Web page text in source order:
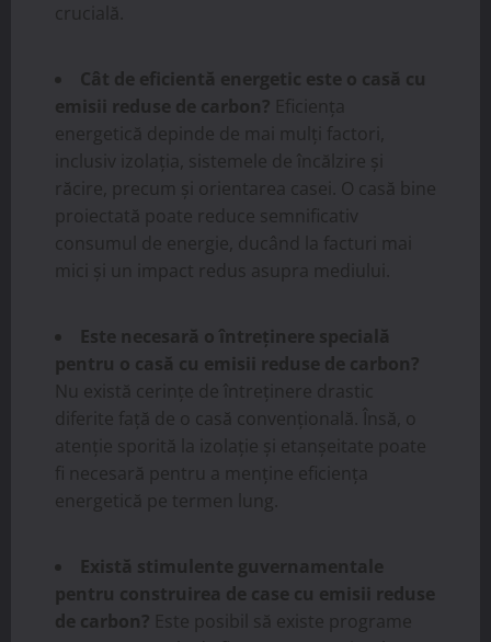
crucială.
Cât de eficientă energetic este o casă cu
emisii reduse de carbon? Eficiența
energetică depinde de mai mulți factori,
inclusiv izolația, sistemele de încălzire și
răcire, precum și orientarea casei. O casă bine
proiectată poate reduce semnificativ
consumul de energie, ducând la facturi mai
mici și un impact redus asupra mediului.
Este necesară o întreținere specială
pentru o casă cu emisii reduse de carbon?
Nu există cerințe de întreținere drastic
diferite față de o casă convențională. Însă, o
atenție sporită la izolație și etanșeitate poate
fi necesară pentru a menține eficiența
energetică pe termen lung.
Există stimulente guvernamentale
pentru construirea de case cu emisii reduse
de carbon? Este posibil să existe programe